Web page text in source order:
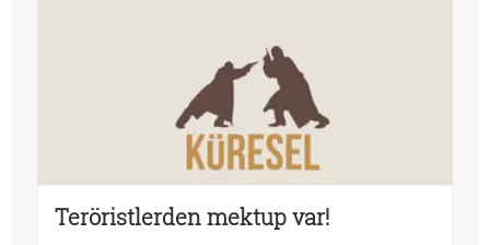
Teröristlerden mektup var!